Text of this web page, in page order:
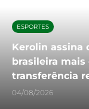
ESPORTES
Kerolin assina
brasileira mais
transferência
04/08/2026